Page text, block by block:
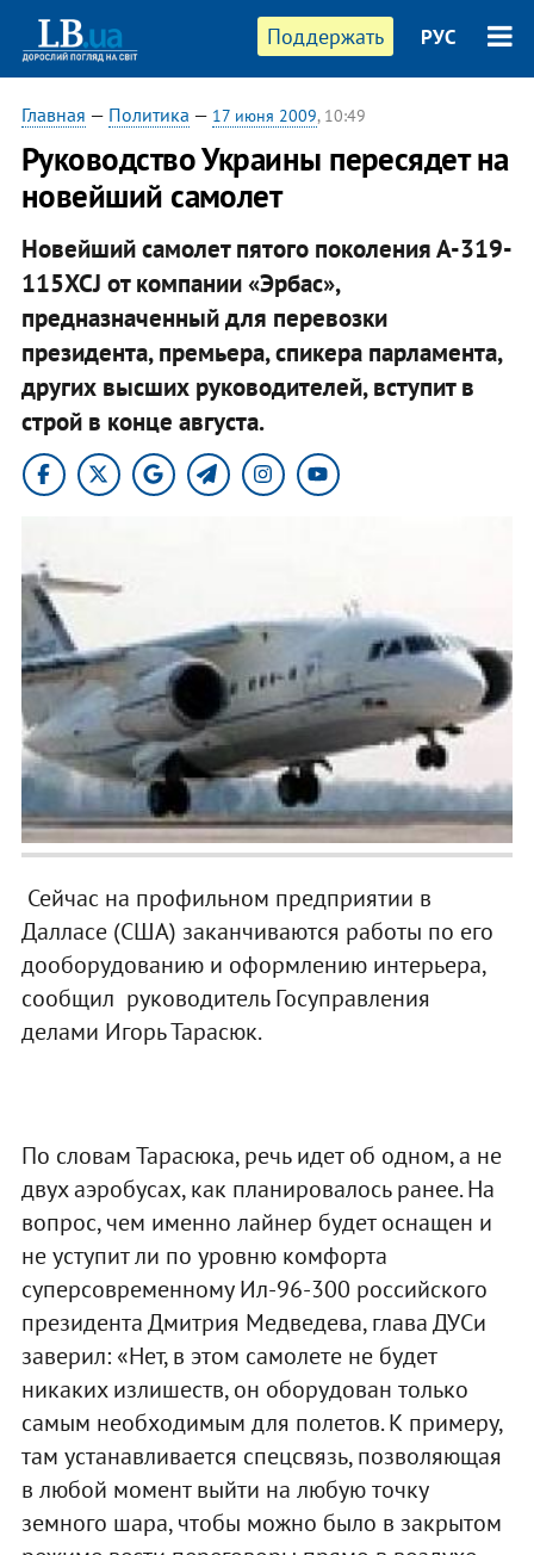
Поддержать РУС
Главная — Политика — 17 июня 2009, 10:49
Руководство Украины пересядет на
новейший самолет
Новейший самолет пятого поколения А-319-
115XCJ от компании «Эрбас»,
предназначенный для перевозки
президента, премьера, спикера парламента,
других высших руководителей, вступит в
строй в конце августа.
Сейчас на профильном предприятии в
Далласе (США) заканчиваются работы по его
дооборудованию и оформлению интерьера,
сообщил руководитель Госуправления
делами Игорь Тарасюк.
По словам Тарасюка, речь идет об одном, а не
двух аэробусах, как планировалось ранее. На
вопрос, чем именно лайнер будет оснащен и
не уступит ли по уровню комфорта
суперсовременному Ил-96-300 российского
президента Дмитрия Медведева, глава ДУСи
заверил: «Нет, в этом самолете не будет
никаких излишеств, он оборудован только
самым необходимым для полетов. К примеру,
там устанавливается спецсвязь, позволяющая
в любой момент выйти на любую точку
земного шара, чтобы можно было в закрытом